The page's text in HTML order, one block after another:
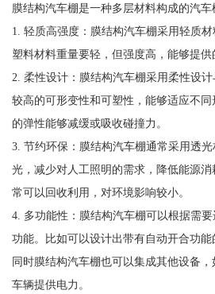
膜结构汽车棚是一种多层材料构成的汽车
1. 轻质高强度：膜结构汽车棚采用轻质
塑料材料重量要轻，但强度高，能够提供
2. 柔性设计：膜结构汽车棚采用柔性设
较高的可形变性和可塑性，能够适应不
的弹性能够减缓或吸收碰撞力。
3. 节约环保：膜结构汽车棚通常采用透
光，减少对人工照明的需求，降低能源
常可以回收利用，对环境影响较小。
4. 多功能性：膜结构汽车棚可以根据需
功能。比如可以设计出带有自动开合功能
同时膜结构汽车棚也可以集成其他设备
车辆提供电力。